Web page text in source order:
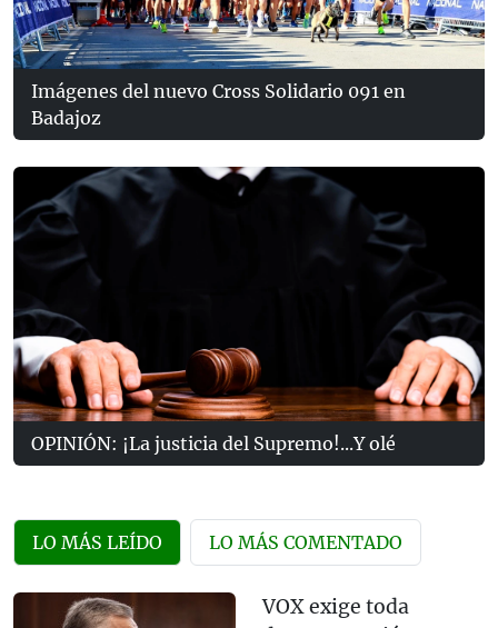
Imágenes del nuevo Cross Solidario 091 en
Badajoz
OPINIÓN: ¡La justicia del Supremo!...Y olé
LO MÁS LEÍDO LO MÁS COMENTADO
VOX exige toda